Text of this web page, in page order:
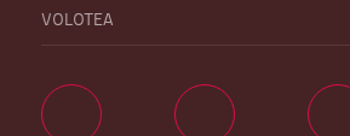
VOLOTEA